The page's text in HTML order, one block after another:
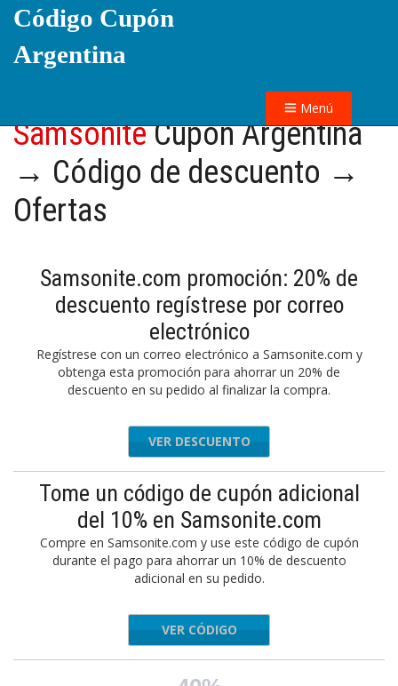
Código Cupón
Argentina
Menú
SamsoniteCupón Argentina
→ Código de descuento →
Ofertas
Samsonite.com promoción: 20% de
descuento regístrese por correo
electrónico
Regístrese con un correo electrónico a Samsonite.com y
obtenga esta promoción para ahorrar un 20% de
descuento en su pedido al finalizar la compra.
VER DESCUENTO
Tome un código de cupón adicional
del 10% en Samsonite.com
Compre en Samsonite.com y use este código de cupón
durante el pago para ahorrar un 10% de descuento
adicional en su pedido.
EXTRA10
VER CÓDIGO